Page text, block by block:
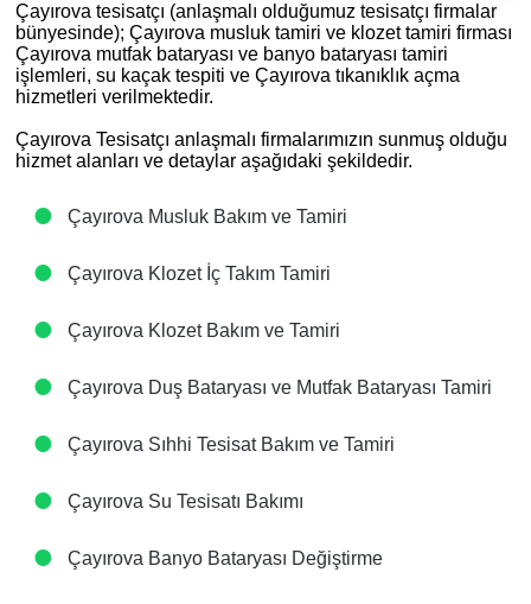
Çayırova tesisatçı (anlaşmalı olduğumuz tesisatçı firmalar
bünyesinde); Çayırova musluk tamiri ve klozet tamiri firması
Çayırova mutfak bataryası ve banyo bataryası tamiri
işlemleri, su kaçak tespiti ve Çayırova tıkanıklık açma
hizmetleri verilmektedir.
Çayırova Tesisatçı anlaşmalı firmalarımızın sunmuş olduğu
hizmet alanları ve detaylar aşağıdaki şekildedir.
Çayırova Musluk Bakım ve Tamiri
Çayırova Klozet İç Takım Tamiri
Çayırova Klozet Bakım ve Tamiri
Çayırova Duş Bataryası ve Mutfak Bataryası Tamiri
Çayırova Sıhhi Tesisat Bakım ve Tamiri
Çayırova Su Tesisatı Bakımı
Çayırova Banyo Bataryası Değiştirme